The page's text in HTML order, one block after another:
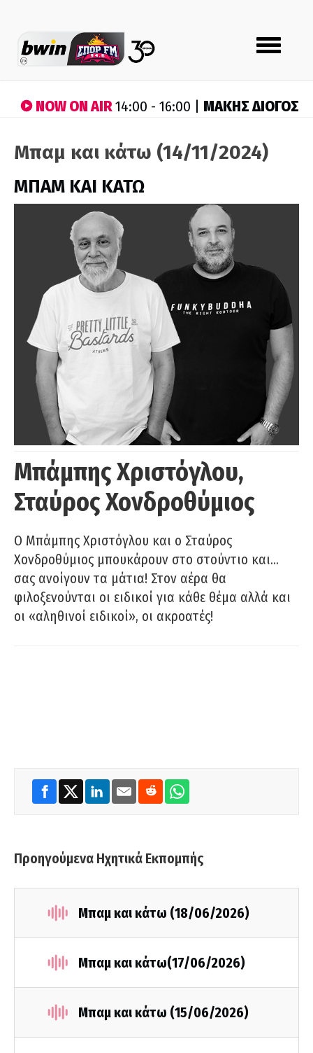
Toggle
navigation
NOW ON AIR14:00 - 16:00 | ΜΑΚΗΣ ΔΙΟΓΟΣ
Μπαμ και κάτω (14/11/2024)
ΜΠΑΜ ΚΑΙ ΚΑΤΩ
Μπάμπης Χριστόγλου,
Σταύρος Χονδροθύμιος
O Μπάμπης Χριστόγλου και ο Σταύρος
Χονδροθύμιος μπουκάρουν στο στούντιο και…
σας ανοίγουν τα μάτια! Στον αέρα θα
φιλοξενούνται οι ειδικοί για κάθε θέμα αλλά και
οι «αληθινοί ειδικοί», οι ακροατές!
Προηγούμενα Ηχητικά Εκπομπής
Μπαμ και κάτω (18/06/2026)
Μπαμ και κάτω(17/06/2026)
Μπαμ και κάτω (15/06/2026)